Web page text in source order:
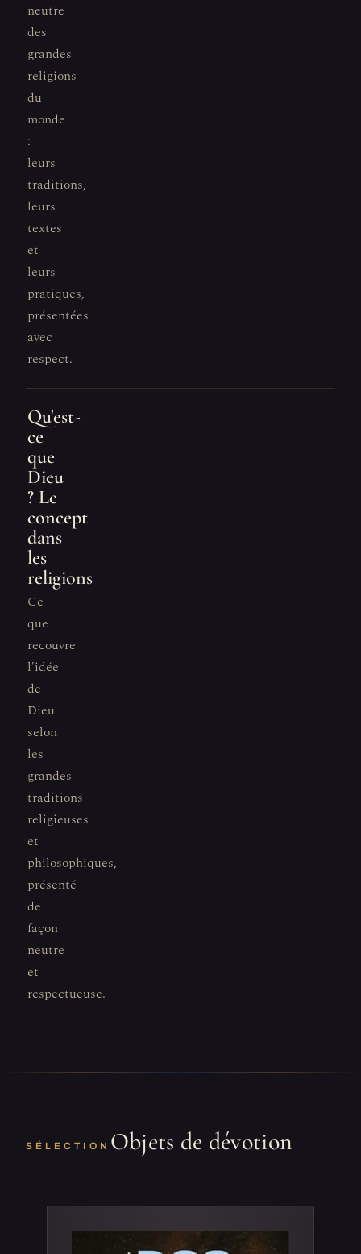
neutre
des
grandes
religions
du
monde
:
leurs
traditions,
leurs
textes
et
leurs
pratiques,
présentées
avec
respect.
Qu'est-
ce
que
Dieu
? Le
concept
dans
les
religions
Ce
que
recouvre
l'idée
de
Dieu
selon
les
grandes
traditions
religieuses
et
philosophiques,
présenté
de
façon
neutre
et
respectueuse.
SÉLECTION Objets de dévotion